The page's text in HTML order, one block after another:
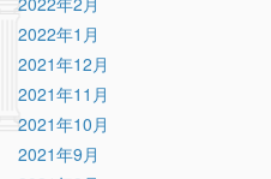
2022年1月
2021年12月
2021年11月
2021年10月
2021年9月